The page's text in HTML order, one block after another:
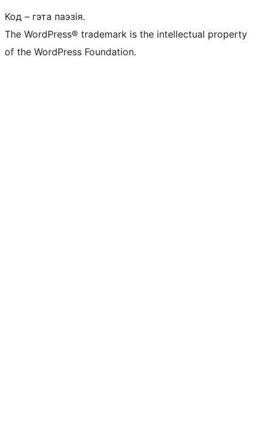
Код – гэта паэзія.
The WordPress® trademark is the intellectual property
of the WordPress Foundation.